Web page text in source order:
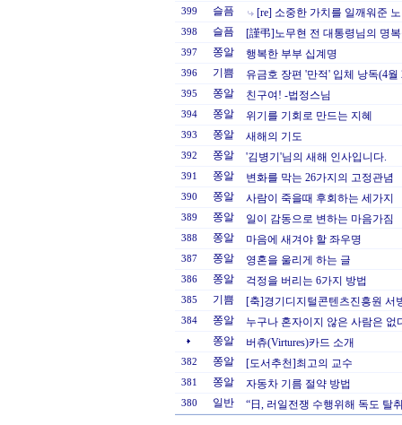
399 슬픔 [re] 소중한 가치를 일깨워준
398 슬픔 [謹弔]노무현 전 대통령님의 명
397 쫑알 행복한 부부 십계명
396 기쁨 유금호 장편 '만적' 입체 낭독(4월
395 쫑알 친구여! -법정스님
394 쫑알 위기를 기회로 만드는 지혜
393 쫑알 새해의 기도
392 쫑알 '김병기'님의 새해 인사입니다.
391 쫑알 변화를 막는 26가지의 고정관념
390 쫑알 사람이 죽을때 후회하는 세가지
389 쫑알 일이 감동으로 변하는 마음가짐
388 쫑알 마음에 새겨야 할 좌우명
387 쫑알 영혼을 울리게 하는 글
386 쫑알 걱정을 버리는 6가지 방법
385 기쁨 [축]경기디지털콘텐츠진흥원 서
384 쫑알
누구나 혼자이지 않은 사람은 없
쫑알
버츄(Virtures)카드 소개
382 쫑알 [도서추천]최고의 교수
381 쫑알 자동차 기름 절약 방법
380 일반 “日, 러일전쟁 수행위해 독도 탈